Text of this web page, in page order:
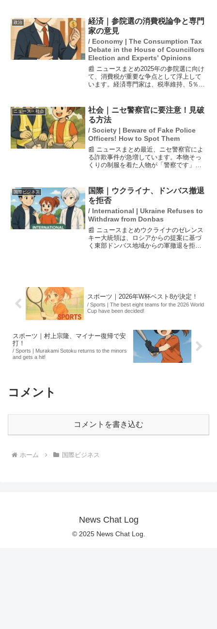
179.50点で日本選手団の金メダル1号と...
政治
経済｜参院選の消費税論争と専門
家の意見
/ Economy | The Consumption Tax
Debate in the House of Councillors
Election and Experts’ Opinions
📰 ニュースまとめ2025年の参院選に向け
て、消費税が重要な争点として浮上して
います。経済専門家は、税率維持、5％へ
示しています。各党のスタンスも異な
り、選挙前の議論...
ニュース・社会
社会｜ニセ警察官に要注意！見破
る方法
/ Society | Beware of Fake Police
Officers! How to Spot Them
📰 ニュースまとめ最近、ニセ警察官によ
る詐欺事件が急増しています。本物そっ
くりの制服を着た人物が「警察です」と
警察官からの電話で1000万円がだまし取
られる事件も発生し...
国際ビジネス
国際｜ウクライナ、ドンバス撤退
を拒否
/ International | Ukraine Refuses to
Withdraw from Donbas
📰 ニュースまとめウクライナのゼレンス
キー大統領は、ロシアからの提案に基づ
く東部ドンバス地域からの軍撤退を拒否
スポーツ｜2026年W杯ベスト8が決定！
/ Sports | The best eight teams for the 2026 World
Cup have been decided!
スポーツ｜村上宗隆、マイナー復帰で安
打！
/ Sports | Murakami Sotoku returns to the minors
and gets a hit!
コメント
コメントを書き込む
ホーム 国際ビジネス
News Chat Log
© 2025 News Chat Log.